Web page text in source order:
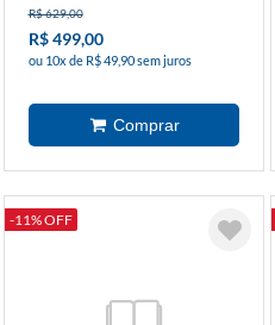
R$ 629,00
R$ 499,00
ou 10x de R$ 49,90 sem juros
-11% OFF